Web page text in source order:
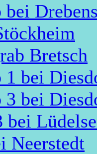
Bretsch
1 bei
3 bei
bei
Neerstedt